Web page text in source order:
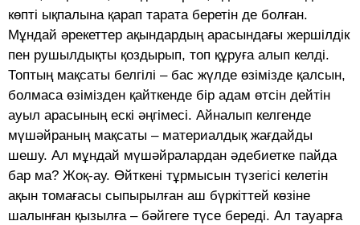
көпті ықпалына қарап тарата беретін де болған.
Мұндай әрекеттер ақындардың арасындағы жершілдік
пен рушылдықты қоздырып, топ құруға алып келді.
Топтың мақсаты белгілі – бас жүлде өзімізде қалсын,
болмаса өзімізден қайткенде бір адам өтсін дейтін
ауыл арасының ескі әңгімесі. Айналып келгенде
мүшәйраның мақсаты – материалдық жағдайды
шешу. Ал мұндай мүшәйралардан әдебиетке пайда
бар ма? Жоқ-ау. Өйткені тұрмысын түзегісі келетін
ақын томағасы сыпырылған аш бүркіттей көзіне
шалынған қызылға – бәйгеге түсе береді. Ал тауарға